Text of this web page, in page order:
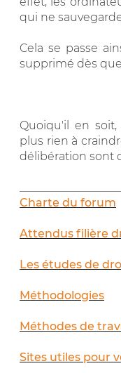
qui ne
Cela se passe
supprimé dès que
Quoiqu'il en
plus rien à
délibération sont
Charte du forum
Attendus filière
Les études de
Méthodologies
Méthodes de
Sites utiles pour